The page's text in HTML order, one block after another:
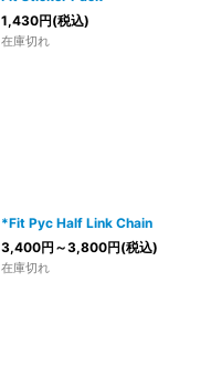
1,430円(税込)
在庫切れ
*Fit Pyc Half Link Chain
3,400円 ～3,800円(税込)
在庫切れ